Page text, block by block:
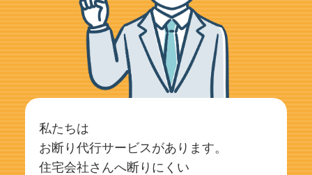
私たちは
お断り代行サービスがあります。
住宅会社さんへ断りにくい